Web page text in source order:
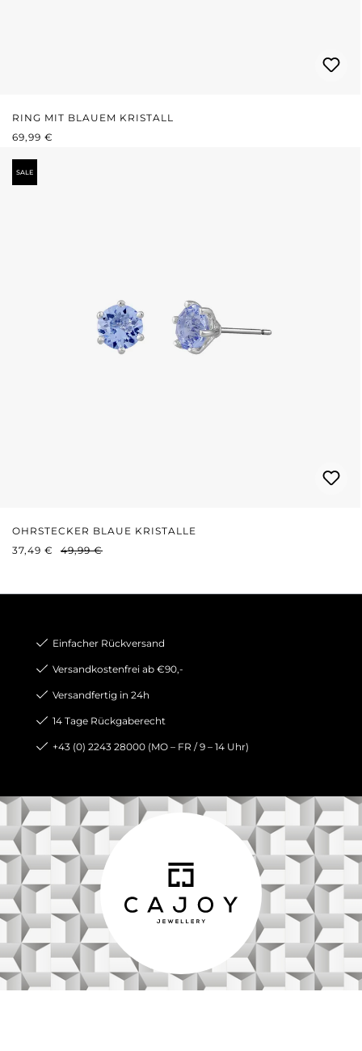
RING MIT BLAUEM KRISTALL
REGULÄRER PREIS:
69,99 €
SALE
OHRSTECKER BLAUE KRISTALLE
VERKAUFSPREIS:
37,49 € REGULÄRER PREIS:
49,99 €
Einfacher Rückversand
Versandkostenfrei ab €90,-
Versandfertig in 24h
14 Tage Rückgaberecht
+43 (0) 2243 28000 (MO – FR / 9 – 14 Uhr)